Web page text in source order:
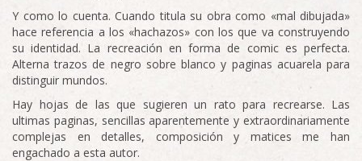
Y como lo cuenta. Cuando titula su obra como «mal dibujada»
hace referencia a los «hachazos» con los que va construyendo
su identidad. La recreación en forma de comic es perfecta.
Alterna trazos de negro sobre blanco y paginas acuarela para
distinguir mundos.
Hay hojas de las que sugieren un rato para recrearse. Las
ultimas paginas, sencillas aparentemente y extraordinariamente
complejas en detalles, composición y matices me han
engachado a esta autor.